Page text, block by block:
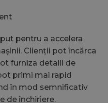
pentru a accelera
Clienții pot încărca
furniza detalii de
primi mai rapid
în mod semnificativ
de închiriere.
jacobautorent.ro